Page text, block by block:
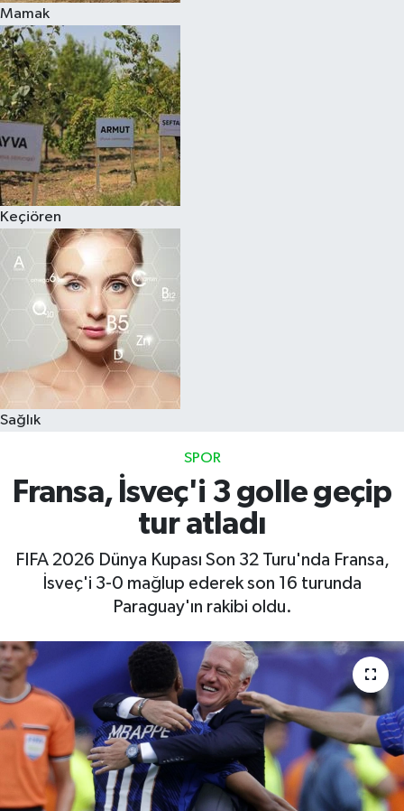
Mamak
Keçiören
Sağlık
SPOR
Fransa, İsveç'i 3 golle geçip
tur atladı
FIFA 2026 Dünya Kupası Son 32 Turu'nda Fransa,
İsveç'i 3-0 mağlup ederek son 16 turunda
Paraguay'ın rakibi oldu.